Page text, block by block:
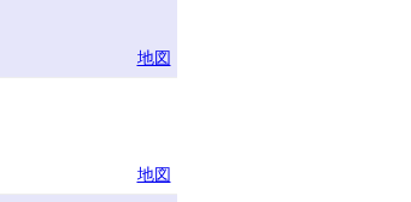
地図
地図